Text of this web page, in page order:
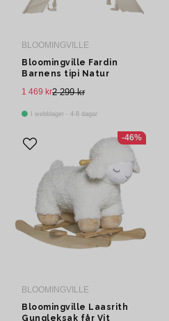
BLOOMINGVILLE
Bloomingville Fardin
Barnens tipi Natur
2 299 kr
1 469 kr
I webblager - 4-8 dagar
BLOOMINGVILLE
Bloomingville Laasrith
Gungleksak får Vit
-46%